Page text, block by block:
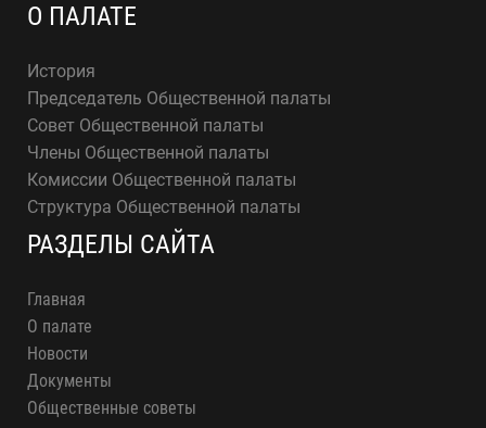
О ПАЛАТЕ
История
Председатель Общественной палаты
Совет Общественной палаты
Члены Общественной палаты
Комиссии Общественной палаты
Структура Общественной палаты
РАЗДЕЛЫ САЙТА
Главная
О палате
Новости
Документы
Общественные советы